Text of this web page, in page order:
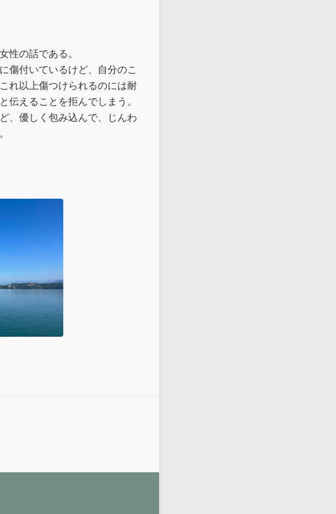
性の話である。
傷付いているけど、自分のこ
れ以上傷つけられるのには耐
伝えることを拒んでしまう。
、優しく包み込んで、じんわ